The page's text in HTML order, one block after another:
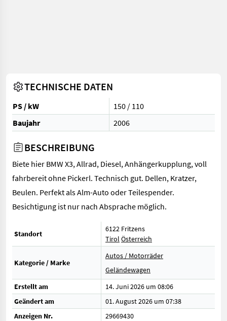
TECHNISCHE DATEN
PS / kW
150 / 110
Baujahr
2006
BESCHREIBUNG
Biete hier BMW X3, Allrad, Diesel, Anhängerkupplung, voll
fahrbereit ohne Pickerl. Technisch gut. Dellen, Kratzer,
Beulen. Perfekt als Alm-Auto oder Teilespender.
Besichtigung ist nur nach Absprache möglich.
Standort
6122 Fritzens
Tirol Österreich
Kategorie / Marke
Autos / Motorräder
Geländewagen
Erstellt am
14. Juni 2026 um 08:06
Geändert am
01. August 2026 um 07:38
Anzeigen Nr.
29669430